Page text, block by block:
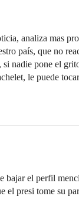
analiza mas
país, que no
nadie pone el
le puede
bajar el perfil
el presi tome su